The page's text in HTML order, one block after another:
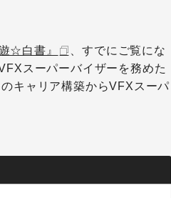
☆白書』
、すでにご覧にな
スーパーバイザーを務めた
キャリア構築からVFXスーパ